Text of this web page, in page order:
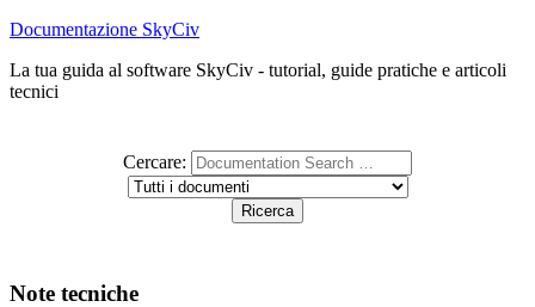
Documentazione SkyCiv
La tua guida al software SkyCiv - tutorial, guide pratiche e articoli
tecnici
Cercare:
Note tecniche